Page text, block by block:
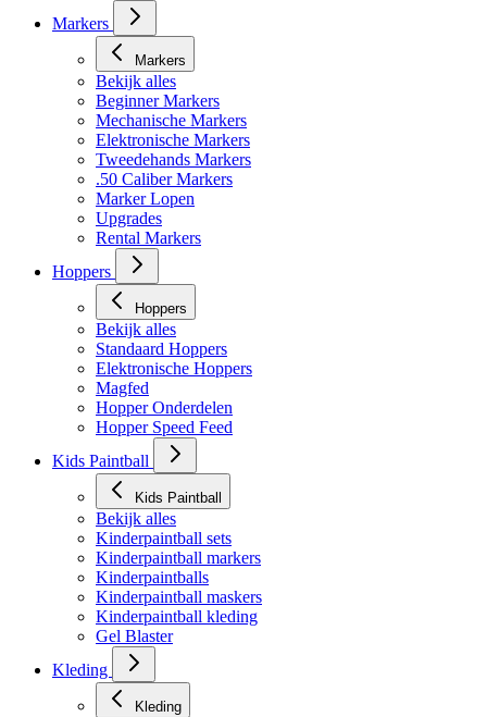
Markers
Markers
Bekijk alles
Beginner Markers
Mechanische Markers
Elektronische Markers
Tweedehands Markers
.50 Caliber Markers
Marker Lopen
Upgrades
Rental Markers
Hoppers
Hoppers
Bekijk alles
Standaard Hoppers
Elektronische Hoppers
Magfed
Hopper Onderdelen
Hopper Speed Feed
Kids Paintball
Kids Paintball
Bekijk alles
Kinderpaintball sets
Kinderpaintball markers
Kinderpaintballs
Kinderpaintball maskers
Kinderpaintball kleding
Gel Blaster
Kleding
Kleding